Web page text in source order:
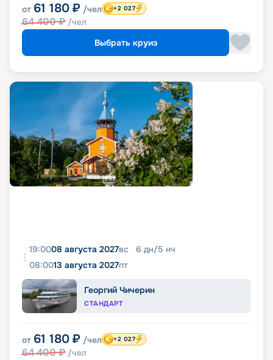
от 61 180 ₽ /чел
64 400₽ /чел
+2 027
Выбрать круиз
19:0008 августа 2027вс 6 дн/5 нч
08:0013 августа 2027пт
Георгий Чичерин
СТАНДАРТ
от 61 180 ₽ /чел
64 400₽ /чел
+2 027